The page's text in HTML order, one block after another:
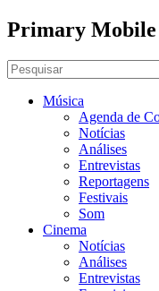
Primary Mobile
Música
Agenda de
Notícias
Análises
Entrevistas
Reportagens
Festivais
Som
Cinema
Notícias
Análises
Entrevistas